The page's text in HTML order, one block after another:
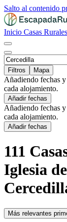
Salto al contenido
Inicio Casas Rurales
Filtros
Mapa
Añadiendo fechas
cada alojamiento.
Añadir fechas
Añadiendo fechas
cada alojamiento.
Añadir fechas
111
Iglesia
Más relevantes